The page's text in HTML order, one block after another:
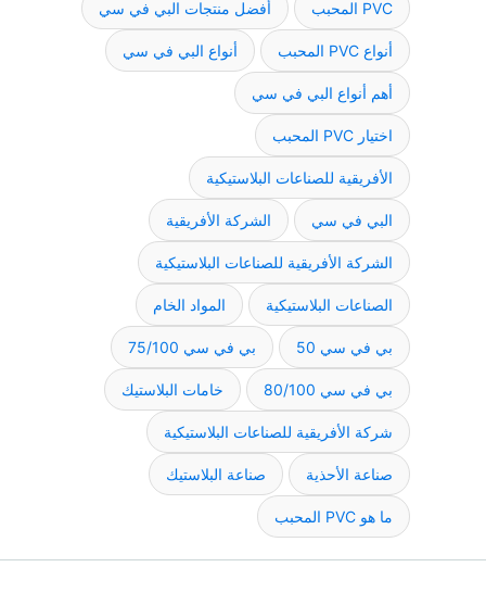
PVC المحبب أفضل منتجات البي في سي
أنواع PVC المحبب أنواع البي في سي
أهم أنواع البي في سي
اختيار PVC المحبب
الأفريقية للصناعات البلاستيكية
البي في سي الشركة الأفريقية
الشركة الأفريقية للصناعات البلاستيكية
الصناعات البلاستيكية المواد الخام
بي في سي 50 بي في سي 75/100
بي في سي 80/100 خامات البلاستيك
شركة الأفريقية للصناعات البلاستيكية
صناعة الأحذية صناعة البلاستيك
ما هو PVC المحبب